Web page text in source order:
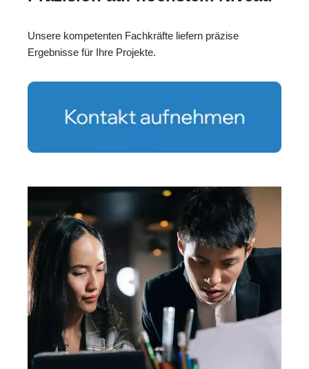
Unsere kompetenten Fachkräfte liefern präzise
Ergebnisse für Ihre Projekte.